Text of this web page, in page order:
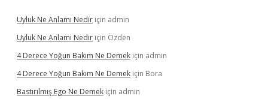
Uyluk Ne Anlamı Nedir için admin
Uyluk Ne Anlamı Nedir için Özden
4 Derece Yoğun Bakım Ne Demek için admin
4 Derece Yoğun Bakım Ne Demek için Bora
Bastırılmış Ego Ne Demek için admin